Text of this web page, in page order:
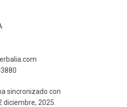
sincronizado con
diciembre, 2025.